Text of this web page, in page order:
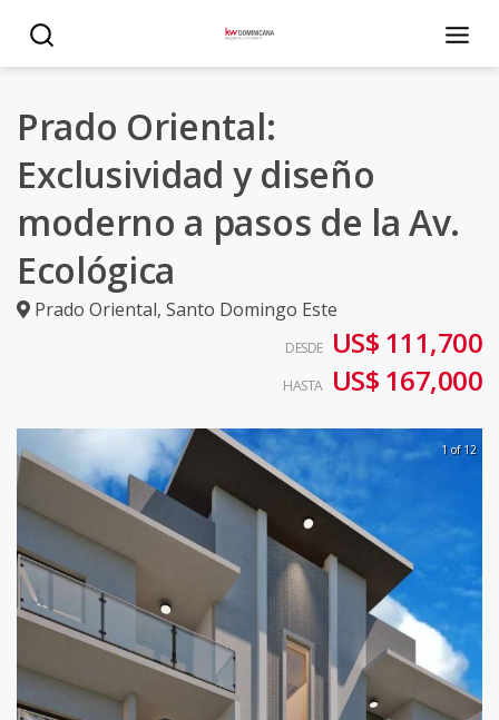
Prado Oriental:
Exclusividad y diseño
moderno a pasos de la Av.
Ecológica
Prado Oriental, Santo Domingo Este
DESDE US$ 111,700
HASTA US$ 167,000
1 of 12